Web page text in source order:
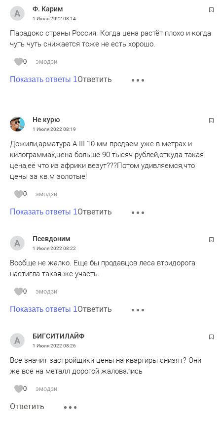
Ф. Карим
1 Июля 2022 08:14
Парадокс страны Россия. Когда цена растёт плохо и когда
чуть чуть снижается тоже не есть хорошо.
0 эмодзи
Показать ответы 1Ответить
Не курю
1 Июля 2022 08:19
Дожили,арматура А III 10 мм продаем уже в метрах и
килограммах,цена больше 90 тысяч рублей,откуда такая
цена,её что из африки везут???Потом удивляемся,что
цены за кв.м золотые!
0 эмодзи
Показать ответы 1Ответить
Псевдоним
1 Июля 2022 08:22
Вообще не жалко. Еще бы продавцов леса втридорога
настигла такая же участь.
0 эмодзи
Показать ответы 1Ответить
БИГСИТИЛАЙФ
1 Июля 2022 08:26
Все значит застройщики цены на квартиры снизят? Они
же все на металл дорогой жаловались
0 эмодзи
Ответить